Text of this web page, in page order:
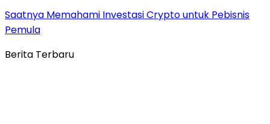
Saatnya Memahami Investasi Crypto untuk Pebisnis
Pemula
Berita Terbaru